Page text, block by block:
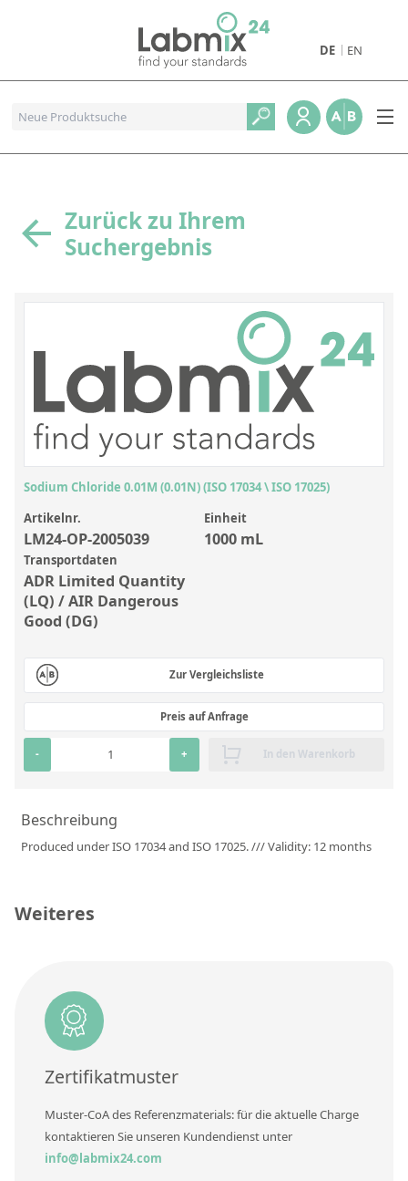
DE EN
Referenzstandards für die Industrie und Geologie
Referenzstandards für die Umweltanalytik
Referenzstandards für physikalische Eigenschaften
Organische Referenzstandards
Anorganische Referenzstandards
Laborvergleichsuntersuchungen (LVU/PT)
Sonstige Standards
Custom-Made
Übersicht: Kundenspezifische Standards
Anorganische wässrige Kundenmischungen
Organische Analyten | Rückstandsanalytik
Elementstandards in Öl
Metallstandards | Setting Up Samples (SUS)
Kundenspezifische Polymerstandards
RFA-Monitorproben aus Silikatglas
Über uns
Unsere Partner und Marken
Presse und Aktuelles
FAQ
Zurück zu Ihrem
Suchergebnis
Sodium Chloride 0.01M (0.01N) (ISO 17034 \ ISO 17025)
Artikelnr.
LM24-OP-2005039
Einheit
1000 mL
Transportdaten
ADR Limited Quantity
(LQ) / AIR Dangerous
Good (DG)
Zur Vergleichsliste
Preis auf Anfrage
- + In den Warenkorb
Beschreibung
Produced under ISO 17034 and ISO 17025. /// Validity: 12 months
Weiteres
Zertifikatmuster
Muster-CoA des Referenzmaterials: für die aktuelle Charge
kontaktieren Sie unseren Kundendienst unter
info@labmix24.com